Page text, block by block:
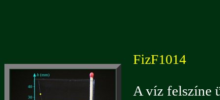
FizF1014
A víz felszíne